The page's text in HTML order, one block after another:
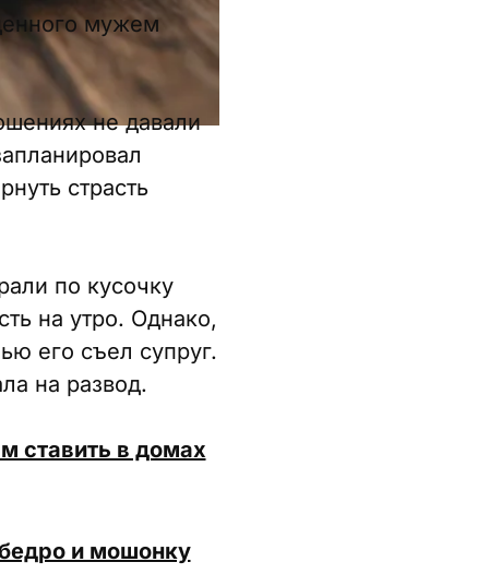
мужем
не давали
страсть
по кусочку
на утро. Однако,
его съел супруг.
на развод.
ставить в домах
и мошонку